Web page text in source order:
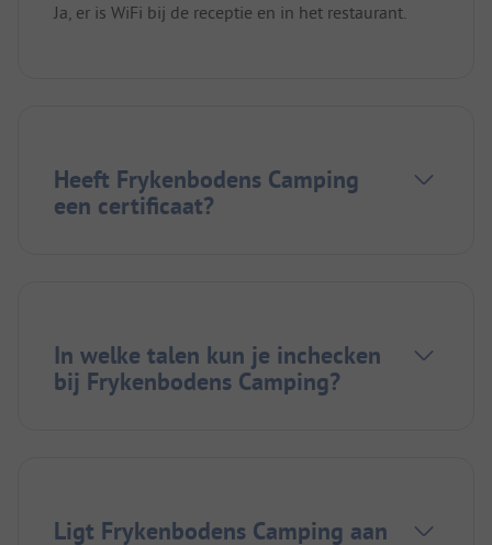
Ja, er is WiFi bij de receptie en in het restaurant.
Heeft Frykenbodens Camping
een certificaat?
In welke talen kun je inchecken
bij Frykenbodens Camping?
Ligt Frykenbodens Camping aan